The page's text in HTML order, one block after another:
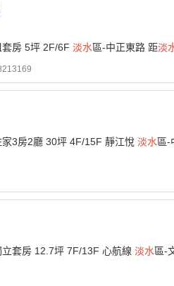
房 5坪 2F/6F 淡水區-中正東路 距淡
3房2廳 30坪 4F/15F 靜江悅 淡水區-
套房 12.7坪 7F/13F 心航線 淡水區-